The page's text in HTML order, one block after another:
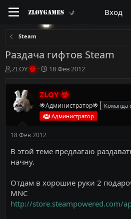
Вход
Steam
Раздача гифтов Steam
А
т
о
р
м
ы
ZLOY
Д
т
а
н
а
ч
л
а
18 Фев 2012
ZLOY
🌟Администратор🌟
Команда
Администратор
18 Фев 2012
В этой теме предлагаю
начну.
Отдам в хорошие руки 2
MNC
http://store.steampowered.com/